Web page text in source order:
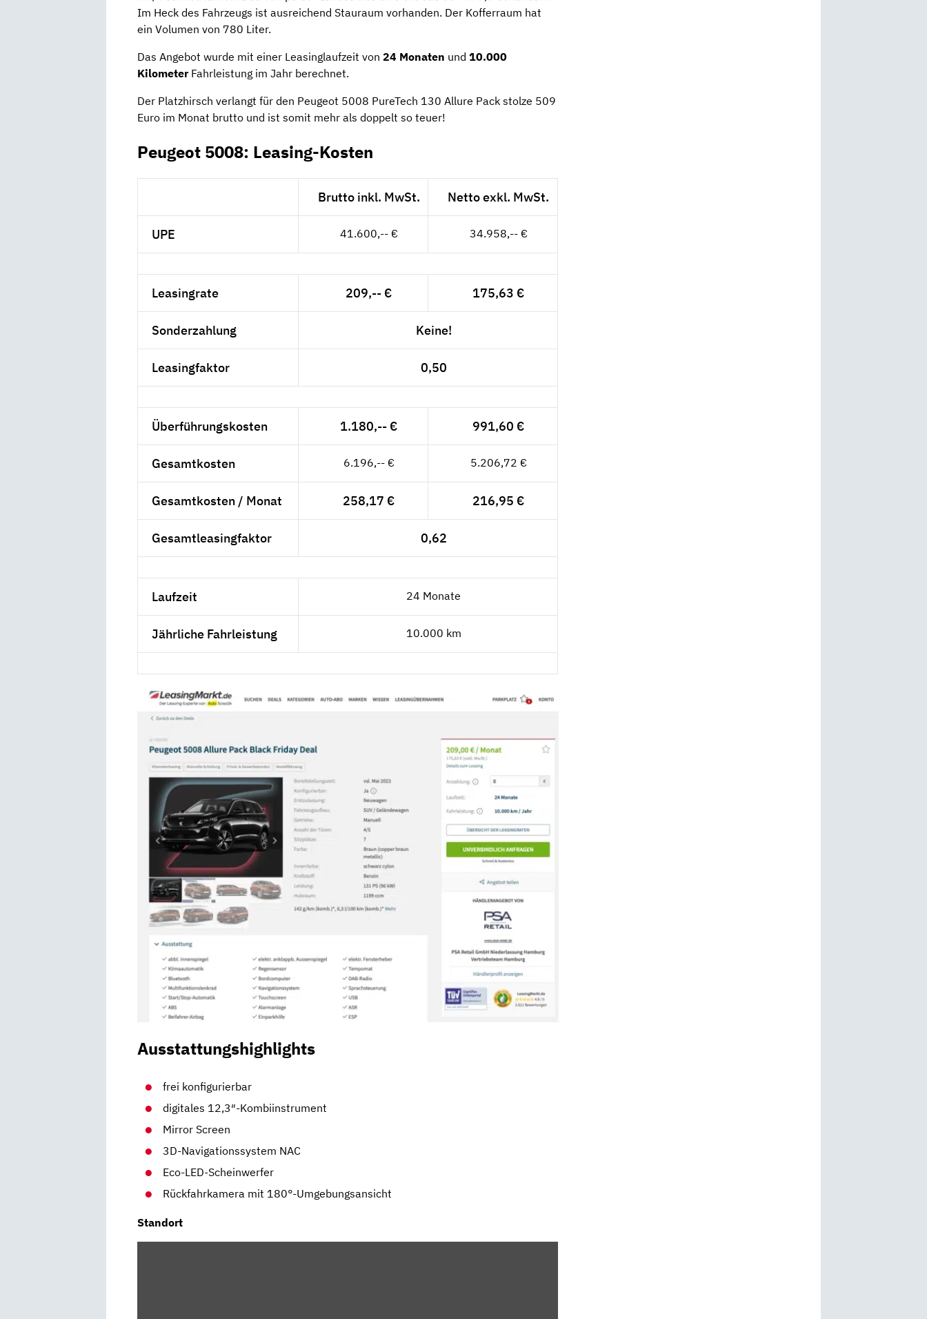
Im Heck des Fahrzeugs ist ausreichend Stauraum vorhanden. Der Kofferraum hat
ein Volumen von 780 Liter.
Das Angebot wurde mit einer Leasinglaufzeit von 24 Monaten und 10.000
KilometerFahrleistung im Jahr berechnet.
Der Platzhirsch verlangt für den Peugeot 5008 PureTech 130 Allure Pack stolze 509
Euro im Monat brutto und ist somit mehr als doppelt so teuer!
Peugeot 5008: Leasing-Kosten
Brutto inkl. MwSt. Netto exkl. MwSt.
UPE 41.600,-- € 34.958,-- €
Leasingrate 209,-- € 175,63 €
Sonderzahlung Keine!
Leasingfaktor 0,50
Überführungskosten 1.180,-- € 991,60 €
Gesamtkosten 6.196,-- € 5.206,72 €
Gesamtkosten / Monat 258,17 € 216,95 €
Gesamtleasingfaktor 0,62
Laufzeit 24 Monate
Jährliche Fahrleistung 10.000 km
Ausstattungshighlights
frei konfigurierbar
digitales 12,3″-Kombiinstrument
Mirror Screen
3D-Navigationssystem NAC
Eco-LED-Scheinwerfer
Rückfahrkamera mit 180°-Umgebungsansicht
Standort